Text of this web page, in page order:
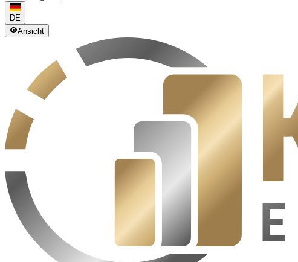
DE
Ansicht